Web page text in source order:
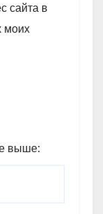
сайта в
моих
выше: